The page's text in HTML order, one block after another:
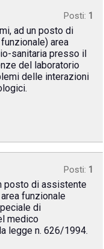
Posti: 1
ad un posto di
area
sanitaria presso il
del laboratorio
delle interazioni
Posti: 1
posto di assistente
funzionale
di
medico
legge n. 626/1994.